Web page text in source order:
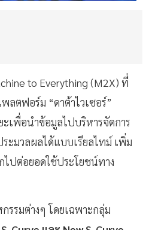
to Everything (M2X) ที่
ลตฟอร์ม “ดาต้าไวเซอร์”
เพื่อนำข้อมูลไปบริหารจัดการ
ะมวลผลได้แบบเรียลไทม์ เพิ่ม
ไปต่อยอดใช้ประโยชน์ทาง
รรมต่างๆ โดยเฉพาะกลุ่ม